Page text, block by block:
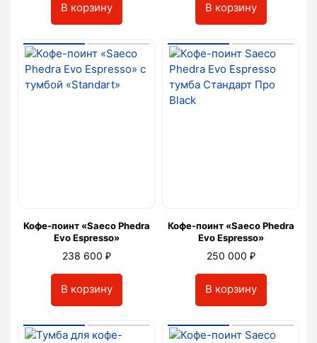
В корзину В корзину
Кофе-поинт «Saeco Phedra
Evo Espresso»
238 600 ₽
В корзину
Кофе-поинт «Saeco Phedra
Evo Espresso»
250 000 ₽
В корзину